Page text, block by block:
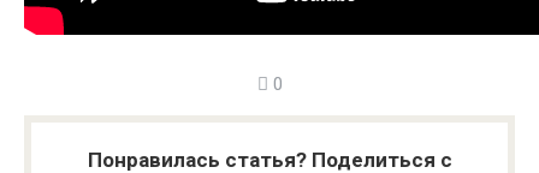
0
Понравилась статья? Поделиться с